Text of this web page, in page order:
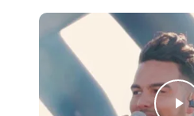
Play Video
Play Video